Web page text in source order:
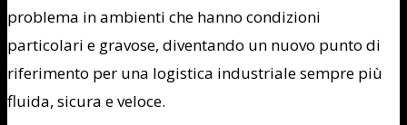
problema in ambienti che hanno condizioni
particolari e gravose, diventando un nuovo punto di
riferimento per una logistica industriale sempre più
fluida, sicura e veloce.